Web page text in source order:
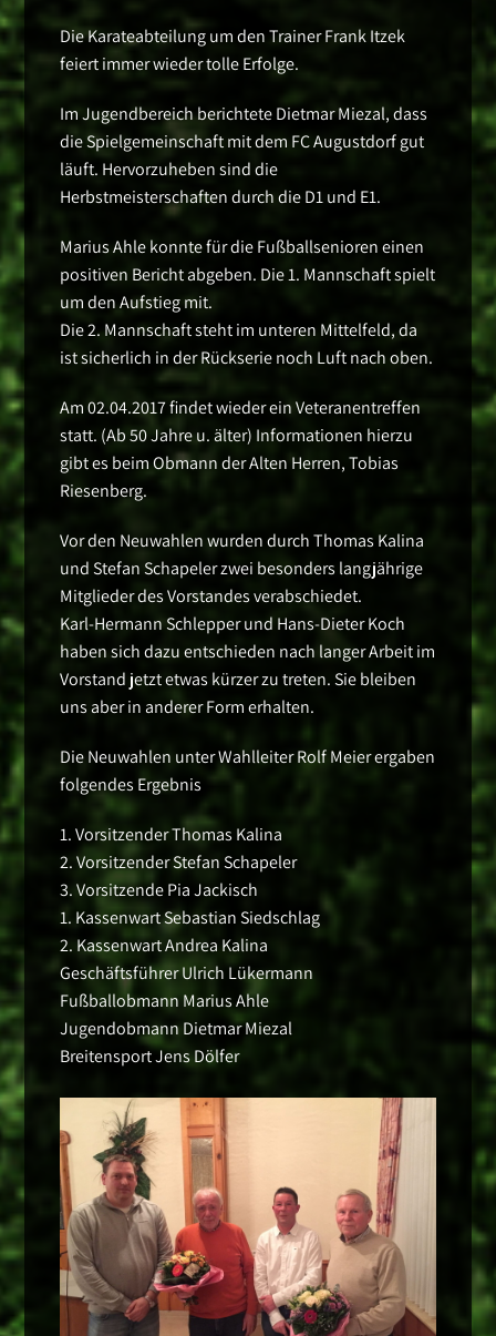
Die Karateabteilung um den Trainer Frank Itzek
feiert immer wieder tolle Erfolge.
Im Jugendbereich berichtete Dietmar Miezal, dass
die Spielgemeinschaft mit dem FC Augustdorf gut
läuft. Hervorzuheben sind die
Herbstmeisterschaften durch die D1 und E1.
Marius Ahle konnte für die Fußballsenioren einen
positiven Bericht abgeben. Die 1. Mannschaft spielt
um den Aufstieg mit.
Die 2. Mannschaft steht im unteren Mittelfeld, da
ist sicherlich in der Rückserie noch Luft nach oben.
Am 02.04.2017 findet wieder ein Veteranentreffen
statt. (Ab 50 Jahre u. älter) Informationen hierzu
gibt es beim Obmann der Alten Herren, Tobias
Riesenberg.
Vor den Neuwahlen wurden durch Thomas Kalina
und Stefan Schapeler zwei besonders langjährige
Mitglieder des Vorstandes verabschiedet.
Karl-Hermann Schlepper und Hans-Dieter Koch
haben sich dazu entschieden nach langer Arbeit im
Vorstand jetzt etwas kürzer zu treten. Sie bleiben
uns aber in anderer Form erhalten.
Die Neuwahlen unter Wahlleiter Rolf Meier ergaben
folgendes Ergebnis
1. Vorsitzender Thomas Kalina
2. Vorsitzender Stefan Schapeler
3. Vorsitzende Pia Jackisch
1. Kassenwart Sebastian Siedschlag
2. Kassenwart Andrea Kalina
Geschäftsführer Ulrich Lükermann
Fußballobmann Marius Ahle
Jugendobmann Dietmar Miezal
Breitensport Jens Dölfer